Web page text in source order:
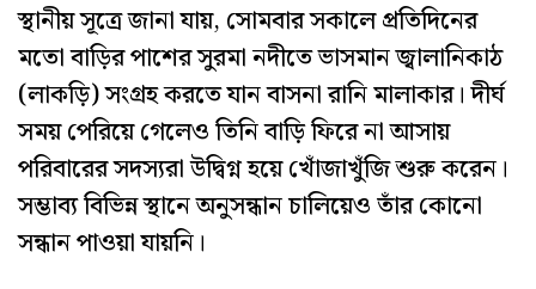
স্থানীয় সূত্রে জানা যায়, সোমবার সকালে প্রতিদিনের
মতো বাড়ির পাশের সুরমা নদীতে ভাসমান জ্বালানিকাঠ
(লাকড়ি) সংগ্রহ করতে যান বাসনা রানি মালাকার। দীর্ঘ
সময় পেরিয়ে গেলেও তিনি বাড়ি ফিরে না আসায়
পরিবারের সদস্যরা উদ্বিগ্ন হয়ে খোঁজাখুঁজি শুরু করেন।
সম্ভাব্য বিভিন্ন স্থানে অনুসন্ধান চালিয়েও তাঁর কোনো
সন্ধান পাওয়া যায়নি।